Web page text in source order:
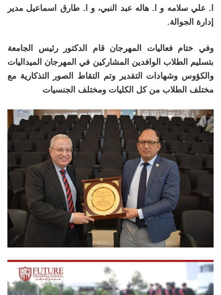
ا. علي سلامه و ا. هاله عبد النبي، و ا. طارق اسماعيل مدير
إدارة الجوالة.
وفي ختام فعاليات المهرجان قام الدكتور رئيس الجامعة
بتسليم الطلاب الوافدين المشاركين في المهرجان الميداليات
والكؤوس وشهادات التقدير وتم التقاط الصور التذكارية مع
مختلف الطلاب من كل الكليات ومختلف الجنسيات